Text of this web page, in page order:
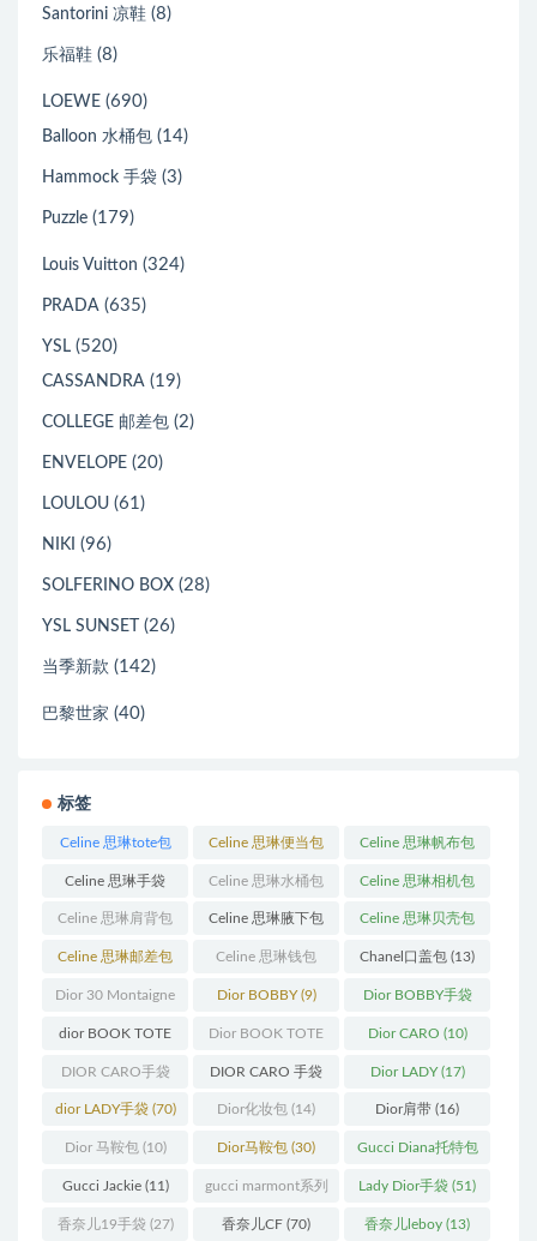
Santorini 凉鞋 (8)
乐福鞋 (8)
LOEWE (690)
Balloon 水桶包 (14)
Hammock 手袋 (3)
Puzzle (179)
Louis Vuitton (324)
PRADA (635)
YSL (520)
CASSANDRA (19)
COLLEGE 邮差包 (2)
ENVELOPE (20)
LOULOU (61)
NIKI (96)
SOLFERINO BOX (28)
YSL SUNSET (26)
当季新款 (142)
巴黎世家 (40)
标签
Celine 思琳tote包
(23)
Celine 思琳便当包
(14)
Celine 思琳帆布包
(18)
Celine 思琳手袋
(250)
Celine 思琳水桶包
(55)
Celine 思琳相机包
(11)
Celine 思琳肩背包
(12)
Celine 思琳腋下包
(10)
Celine 思琳贝壳包
(12)
Celine 思琳邮差包
(13)
Celine 思琳钱包
(10)
Chanel口盖包 (13)
Dior 30 Montaigne
蒙田(31)
Dior BOBBY(9) Dior BOBBY手袋
(26)
dior BOOK TOTE
(12)
Dior BOOK TOTE
手袋(163)
Dior CARO (10)
DIOR CARO手袋
(11)
DIOR CARO 手袋
(31)
Dior LADY(17)
dior LADY手袋(70) Dior化妆包 (14) Dior肩带 (16)
Dior 马鞍包(10) Dior马鞍包 (30) Gucci Diana托特包
(11)
Gucci Jackie(11) gucci marmont系列
(19)
Lady Dior手袋 (51)
香奈儿19手袋 (27) 香奈儿CF (70) 香奈儿leboy (13)